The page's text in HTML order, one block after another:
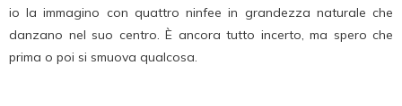
io la immagino con quattro ninfee in grandezza naturale che
danzano nel suo centro. È ancora tutto incerto, ma spero che
prima o poi si smuova qualcosa.